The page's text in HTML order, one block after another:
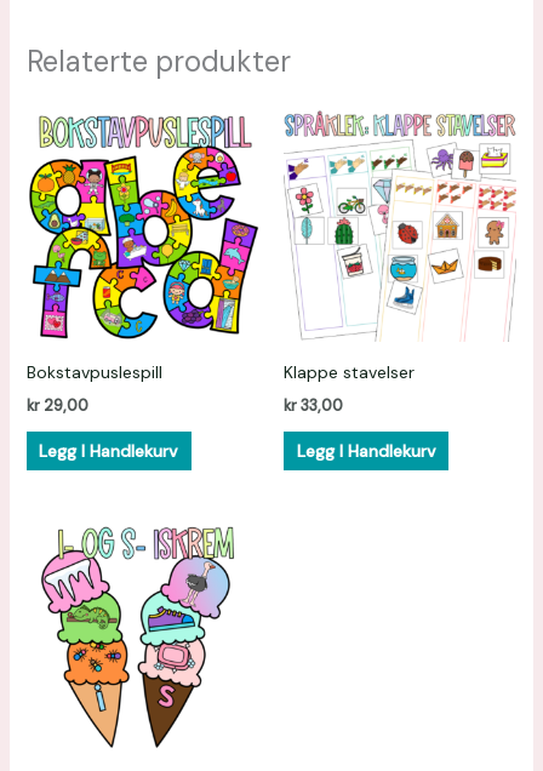
Relaterte produkter
Bokstavpuslespill
kr29,00
Legg I Handlekurv
Klappe stavelser
kr33,00
Legg I Handlekurv